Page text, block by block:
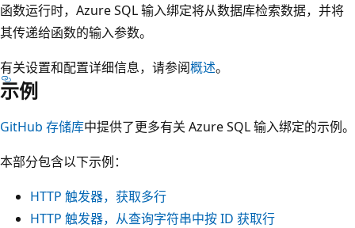
函数运行时，Azure SQL 输入绑定将从数据库检索数据，并将
其传递给函数的输入参数。
有关设置和配置详细信息，请参阅概述。
示例
GitHub 存储库中提供了更多有关 Azure SQL 输入绑定的示例。
本部分包含以下示例：
HTTP 触发器，获取多行
HTTP 触发器，从查询字符串中按 ID 获取行